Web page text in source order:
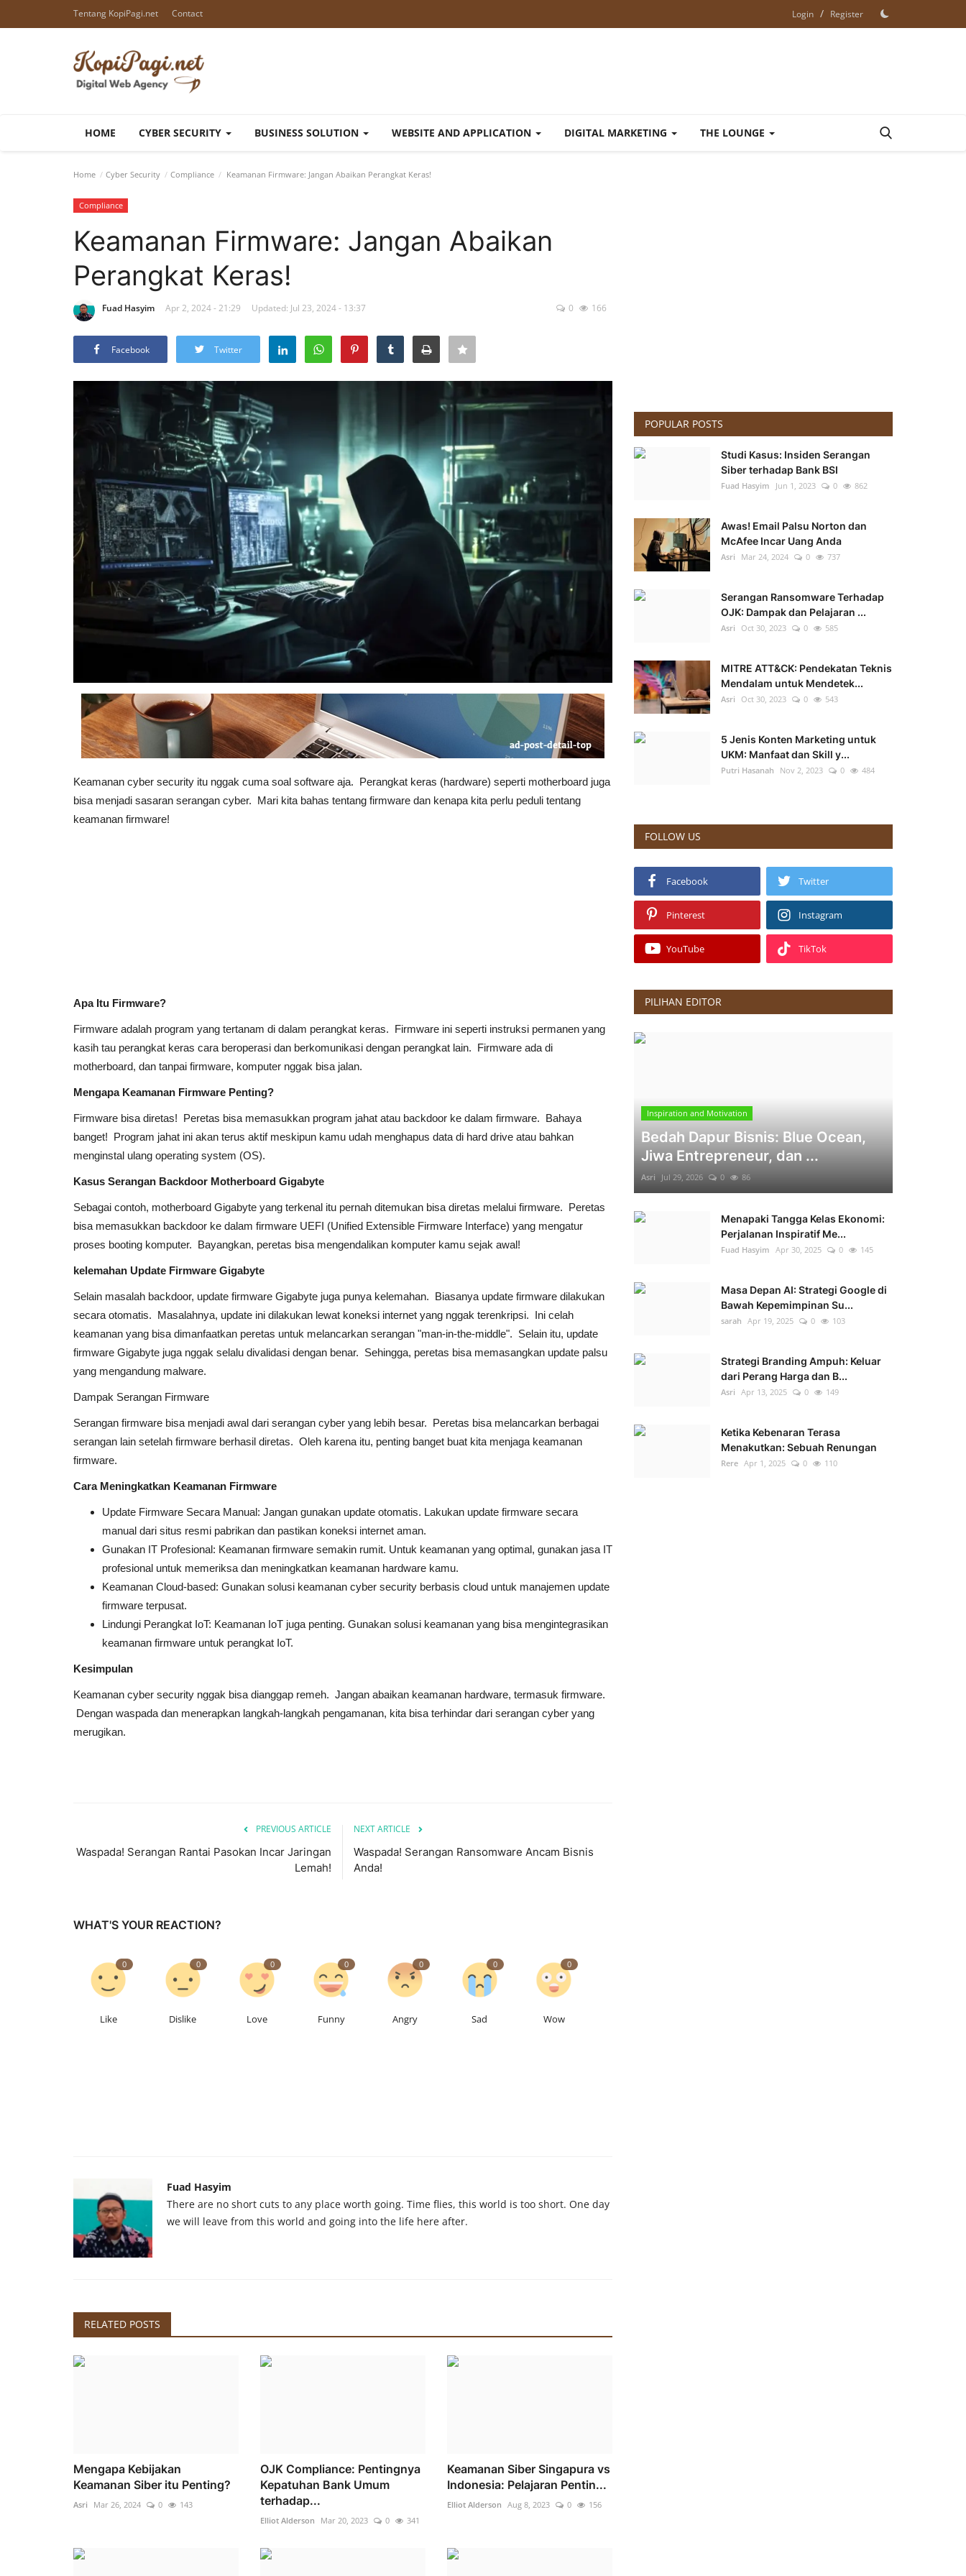
Tentang KopiPagi.net Contact Login / Register
HOME CYBER SECURITY BUSINESS SOLUTION WEBSITE AND APPLICATION DIGITAL MARKETING THE LOUNGE
Home Cyber Security Compliance Keamanan Firmware: Jangan Abaikan Perangkat Keras!
Compliance
Keamanan Firmware: Jangan Abaikan
Perangkat Keras!
Fuad Hasyim Apr 2, 2024 - 21:29 Updated: Jul 23, 2024 - 13:37 0 166
Facebook Twitter
Keamanan cyber security itu nggak cuma soal software aja. Perangkat keras (hardware) seperti motherboard juga
bisa menjadi sasaran serangan cyber. Mari kita bahas tentang firmware dan kenapa kita perlu peduli tentang
keamanan firmware!
Apa Itu Firmware?
Firmware adalah program yang tertanam di dalam perangkat keras. Firmware ini seperti instruksi permanen yang
kasih tau perangkat keras cara beroperasi dan berkomunikasi dengan perangkat lain. Firmware ada di
motherboard, dan tanpai firmware, komputer nggak bisa jalan.
Mengapa Keamanan Firmware Penting?
Firmware bisa diretas! Peretas bisa memasukkan program jahat atau backdoor ke dalam firmware. Bahaya
banget! Program jahat ini akan terus aktif meskipun kamu udah menghapus data di hard drive atau bahkan
menginstal ulang operating system (OS).
Kasus Serangan Backdoor Motherboard Gigabyte
Sebagai contoh, motherboard Gigabyte yang terkenal itu pernah ditemukan bisa diretas melalui firmware. Peretas
bisa memasukkan backdoor ke dalam firmware UEFI (Unified Extensible Firmware Interface) yang mengatur
proses booting komputer. Bayangkan, peretas bisa mengendalikan komputer kamu sejak awal!
kelemahan Update Firmware Gigabyte
Selain masalah backdoor, update firmware Gigabyte juga punya kelemahan. Biasanya update firmware dilakukan
secara otomatis. Masalahnya, update ini dilakukan lewat koneksi internet yang nggak terenkripsi. Ini celah
keamanan yang bisa dimanfaatkan peretas untuk melancarkan serangan "man-in-the-middle". Selain itu, update
firmware Gigabyte juga nggak selalu divalidasi dengan benar. Sehingga, peretas bisa memasangkan update palsu
yang mengandung malware.
Dampak Serangan Firmware
Serangan firmware bisa menjadi awal dari serangan cyber yang lebih besar. Peretas bisa melancarkan berbagai
serangan lain setelah firmware berhasil diretas. Oleh karena itu, penting banget buat kita menjaga keamanan
firmware.
Cara Meningkatkan Keamanan Firmware
Update Firmware Secara Manual: Jangan gunakan update otomatis. Lakukan update firmware secara
manual dari situs resmi pabrikan dan pastikan koneksi internet aman.
Gunakan IT Profesional: Keamanan firmware semakin rumit. Untuk keamanan yang optimal, gunakan jasa IT
profesional untuk memeriksa dan meningkatkan keamanan hardware kamu.
Keamanan Cloud-based: Gunakan solusi keamanan cyber security berbasis cloud untuk manajemen update
firmware terpusat.
Lindungi Perangkat IoT: Keamanan IoT juga penting. Gunakan solusi keamanan yang bisa mengintegrasikan
keamanan firmware untuk perangkat IoT.
Kesimpulan
Keamanan cyber security nggak bisa dianggap remeh. Jangan abaikan keamanan hardware, termasuk firmware.
Dengan waspada dan menerapkan langkah-langkah pengamanan, kita bisa terhindar dari serangan cyber yang
merugikan.
PREVIOUS ARTICLE
Waspada! Serangan Rantai Pasokan Incar Jaringan
Lemah!
NEXT ARTICLE
Waspada! Serangan Ransomware Ancam Bisnis
Anda!
WHAT'S YOUR REACTION?
0
Like
0
Dislike
0
Love
0
Funny
0
Angry
0
Sad
0
Wow
Fuad Hasyim
There are no short cuts to any place worth going. Time flies, this world is too short. One day
we will leave from this world and going into the life here after.
RELATED POSTS
Mengapa Kebijakan
Keamanan Siber itu Penting?
Asri Mar 26, 2024 0 143
OJK Compliance: Pentingnya
Kepatuhan Bank Umum
terhadap...
Elliot Alderson Mar 20, 2023 0 341
Keamanan Siber Singapura vs
Indonesia: Pelajaran Pentin...
Elliot Alderson Aug 8, 2023 0 156
POPULAR POSTS
Studi Kasus: Insiden Serangan
Siber terhadap Bank BSI
Fuad Hasyim Jun 1, 2023 0 862
Awas! Email Palsu Norton dan
McAfee Incar Uang Anda
Asri Mar 24, 2024 0 737
Serangan Ransomware Terhadap
OJK: Dampak dan Pelajaran ...
Asri Oct 30, 2023 0 585
MITRE ATT&CK: Pendekatan Teknis
Mendalam untuk Mendetek...
Asri Oct 30, 2023 0 543
5 Jenis Konten Marketing untuk
UKM: Manfaat dan Skill y...
Putri Hasanah Nov 2, 2023 0 484
FOLLOW US
Facebook Twitter
Pinterest Instagram
YouTube TikTok
PILIHAN EDITOR
Inspiration and Motivation
Bedah Dapur Bisnis: Blue Ocean,
Jiwa Entrepreneur, dan ...
Asri Jul 29, 2026 0 86
Menapaki Tangga Kelas Ekonomi:
Perjalanan Inspiratif Me...
Fuad Hasyim Apr 30, 2025 0 145
Masa Depan AI: Strategi Google di
Bawah Kepemimpinan Su...
sarah Apr 19, 2025 0 103
Strategi Branding Ampuh: Keluar
dari Perang Harga dan B...
Asri Apr 13, 2025 0 149
Ketika Kebenaran Terasa
Menakutkan: Sebuah Renungan
Rere Apr 1, 2025 0 110